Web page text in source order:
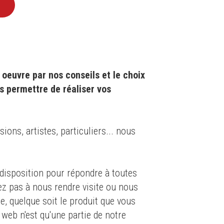
par nos conseils et le choix
permettre de réaliser vos
artistes, particuliers... nous
pour répondre à toutes
pas à nous rendre visite ou nous
quelque soit le produit que vous
n'est qu'une partie de notre